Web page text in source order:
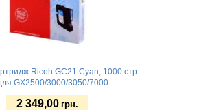
Ricoh GC21 Cyan, 1000 стр.
GX2500/3000/3050/7000
2 349,00 грн.